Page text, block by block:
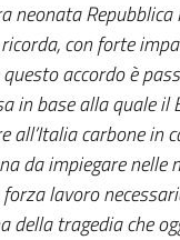
neonata
con forte
accordo è
in base alla quale il
all’Italia carbone in
da impiegare nelle
lavoro
della tragedia che